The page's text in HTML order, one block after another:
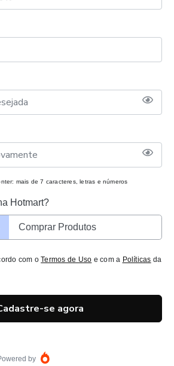
mais de 7 caracteres, letras e números
Hotmart?
Comprar Produtos
com oTermos de Uso e com a Políticas da
se agora
by